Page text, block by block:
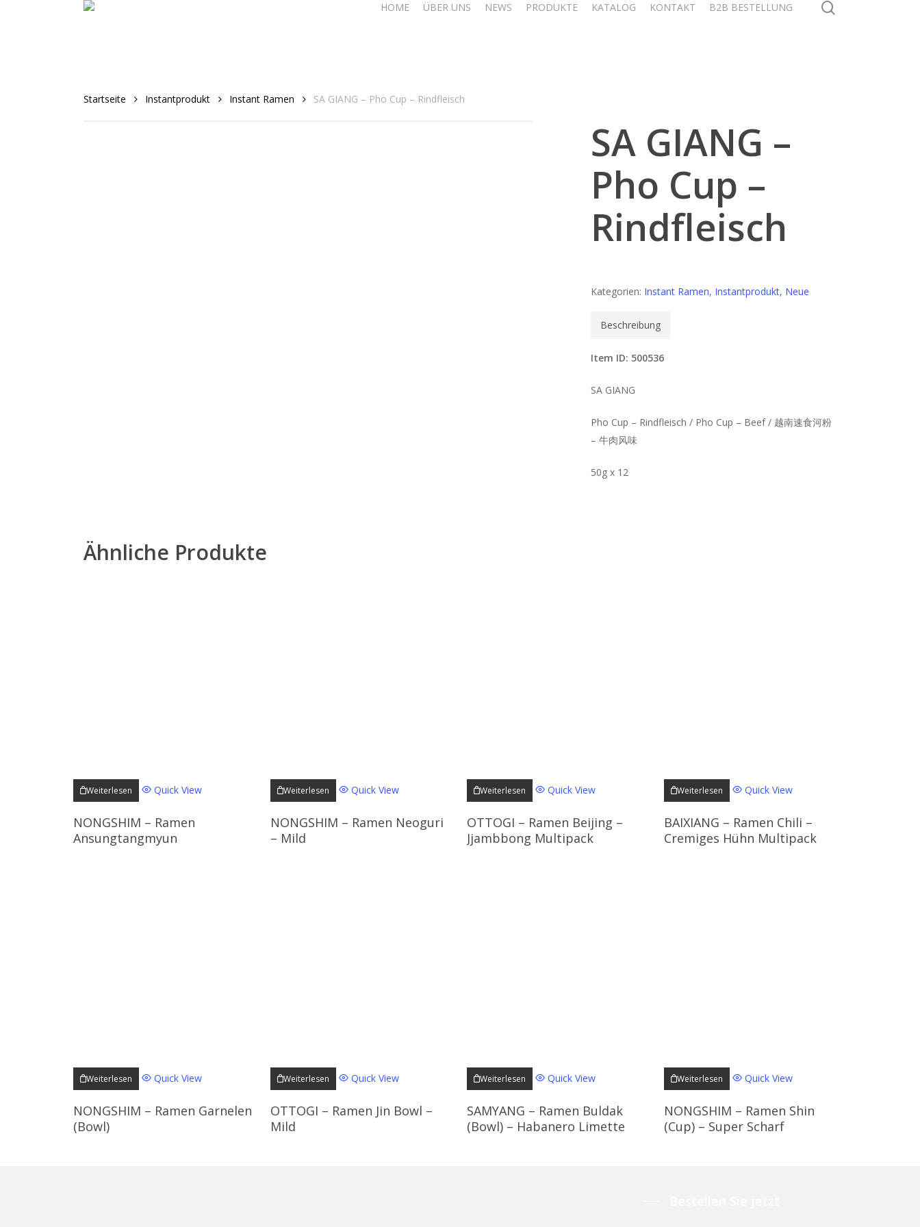
HOME ÜBER UNS NEWS PRODUKTE KATALOG KONTAKT B2B BESTELLUNG
Startseite Instantprodukt Instant Ramen SA GIANG – Pho Cup – Rindfleisch
SA GIANG –
Pho Cup –
Rindfleisch
Kategorien: Instant Ramen, Instantprodukt, Neue
Beschreibung
Item ID: 500536
SA GIANG
Pho Cup – Rindfleisch / Pho Cup – Beef / 越南速食河粉
– 牛肉风味
50g x 12
Ähnliche Produkte
Weiterlesen Quick View
NONGSHIM – Ramen
Ansungtangmyun
Weiterlesen Quick View
NONGSHIM – Ramen Neoguri
– Mild
Weiterlesen Quick View
OTTOGI – Ramen Beijing –
Jjambbong Multipack
Weiterlesen Quick View
BAIXIANG – Ramen Chili –
Cremiges Hühn Multipack
Weiterlesen Quick View
NONGSHIM – Ramen Garnelen
(Bowl)
Weiterlesen Quick View
OTTOGI – Ramen Jin Bowl –
Mild
Weiterlesen Quick View
SAMYANG – Ramen Buldak
(Bowl) – Habanero Limette
Weiterlesen Quick View
NONGSHIM – Ramen Shin
(Cup) – Super Scharf